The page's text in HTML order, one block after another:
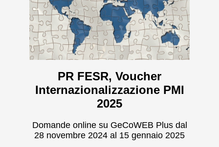
PR FESR, Voucher
Internazionalizzazione PMI
2025
Domande online su GeCoWEB Plus dal
28 novembre 2024 al 15 gennaio 2025